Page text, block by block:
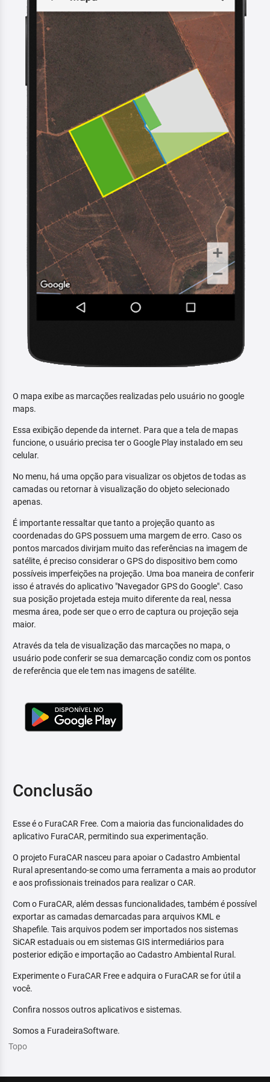
O mapa exibe as marcações realizadas pelo usuário no google
maps.
Essa exibição depende da internet. Para que a tela de mapas
funcione, o usuário precisa ter o Google Play instalado em seu
celular.
No menu, há uma opção para visualizar os objetos de todas as
camadas ou retornar à visualização do objeto selecionado
apenas.
É importante ressaltar que tanto a projeção quanto as
coordenadas do GPS possuem uma margem de erro. Caso os
pontos marcados divirjam muito das referências na imagem de
satélite, é preciso considerar o GPS do dispositivo bem como
possíveis imperfeições na projeção. Uma boa maneira de conferir
isso é através do aplicativo "Navegador GPS do Google". Caso
sua posição projetada esteja muito diferente da real, nessa
mesma área, pode ser que o erro de captura ou projeção seja
maior.
Através da tela de visualização das marcações no mapa, o
usuário pode conferir se sua demarcação condiz com os pontos
de referência que ele tem nas imagens de satélite.
Conclusão
Esse é o FuraCAR Free. Com a maioria das funcionalidades do
aplicativo FuraCAR, permitindo sua experimentação.
O projeto FuraCAR nasceu para apoiar o Cadastro Ambiental
Rural apresentando-se como uma ferramenta a mais ao produtor
e aos profissionais treinados para realizar o CAR.
Com o FuraCAR, além dessas funcionalidades, também é possível
exportar as camadas demarcadas para arquivos KML e
Shapefile. Tais arquivos podem ser importados nos sistemas
SiCAR estaduais ou em sistemas GIS intermediários para
posterior edição e importação ao Cadastro Ambiental Rural.
Experimente o FuraCAR Free e adquira o FuraCAR se for útil a
você.
Confira nossos outros aplicativos e sistemas.
Somos a FuradeiraSoftware.
Topo